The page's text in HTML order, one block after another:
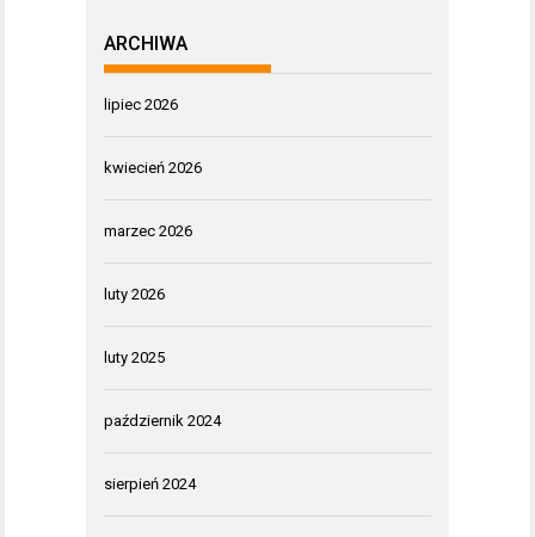
ARCHIWA
lipiec 2026
kwiecień 2026
marzec 2026
luty 2026
luty 2025
październik 2024
sierpień 2024